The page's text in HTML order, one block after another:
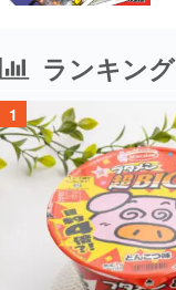
ランキング
1